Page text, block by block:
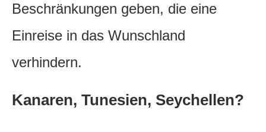
Beschränkungen geben, die eine
Einreise in das Wunschland
verhindern.
Kanaren, Tunesien, Seychellen?